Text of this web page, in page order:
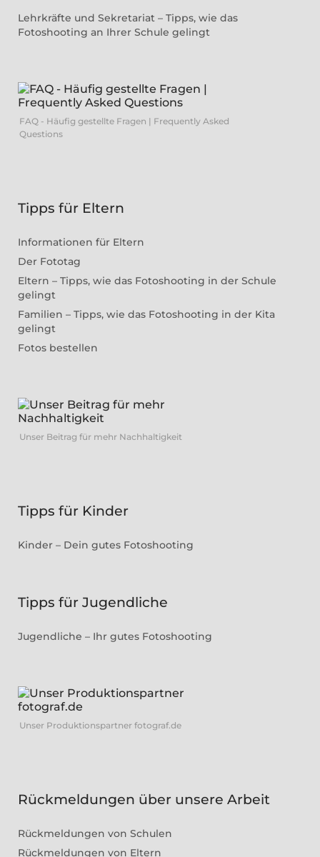
Lehrkräfte und Sekretariat – Tipps, wie das
Fotoshooting an Ihrer Schule gelingt
FAQ - Häufig gestellte Fragen | Frequently Asked
Questions
Tipps für Eltern
Informationen für Eltern
Der Fototag
Eltern – Tipps, wie das Fotoshooting in der Schule
gelingt
Familien – Tipps, wie das Fotoshooting in der Kita
gelingt
Fotos bestellen
Unser Beitrag für mehr Nachhaltigkeit
Tipps für Kinder
Kinder – Dein gutes Fotoshooting
Tipps für Jugendliche
Jugendliche – Ihr gutes Fotoshooting
Unser Produktionspartner fotograf.de
Rückmeldungen über unsere Arbeit
Rückmeldungen von Schulen
Rückmeldungen von Eltern